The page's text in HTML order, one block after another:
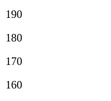
190
180
170
160